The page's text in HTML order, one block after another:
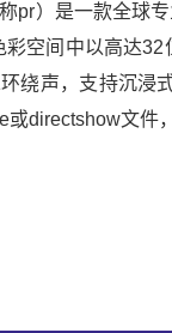
pr）是一款全球
空间中以高达
绕声，支持沉浸
或directshow文件